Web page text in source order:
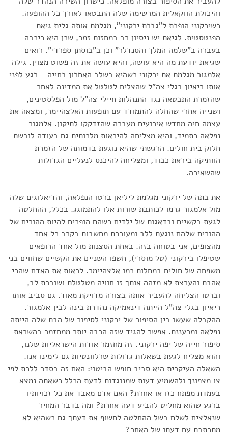
והיכולת הווקאלית המרשימה שלה התבטאו לאורך כל ההופעה.
כשירקוני הופכת ל"גברת ירקוני", מגלמת אותה גלית גיאת
הפנטסטית. לגיאת יש ניסיון רב במחזות זמר, שכן היא כיכבה
בעברה ב"שלמה המלך והסנדלר" וכן ב"בוסתן ספרדי". רואים
שגיאת יודעת מה היא עושה, והיא עושה את זה פשוט מצוין. גילה
אלמגור מגלמת את ירקוני כשהיא בשלב האחרון בחייה - רגע לפני
אותו ריאיון בגלי צה"ל שהצליח לטלטל את המדינה לאחר
שהזמרת התבטאה נגד התנהלות חיילי צה"ל מול הפלסטינים,
ושנייה אחרי שהחלה להתמודד עם תופעות האלצהיימר, ומצאה את
עצמה חיה מחדש אירועים מעברה שהזדקקו לתיקון. אלמגור
נפלאה כתמיד, והיא מצליחה להיראות מלכותית גם בעודה לובשת
חלוק בית חולים. הרגשתי שהיא נוגעת בדמותה של הזמרת
הוותיקה ביראת כבוד, ומצליחה להיכנס לנעליים הגדולות
שהשאירה.
את בתה של ירקוני מגלמת ליליאן ברטו הנפלאה, והדיאלוגים שלה
מול אלמגור גרמו לכותבת שורות אלו להתמוגג. בכלל, ההחלטה
לגעת בקשיים ובדאגות של ילדים כשהם הופכים להיות ההורים של
ההורים שלהם נוגעת ללב ומעוררת מחשבות בקרב כל אחד
מהצופים, אני בטוחה בזה. באחת הסצנות מול אחד הרופאים
שטיפלו בירקוני (טל מוסרי), חשפו השניים את הקשיים שחווים בני
משפחה של חולים במחלות כמו אלצהיימר. לראות את האדם שהכי
אהבת והערצת לא מזהה אותך זו חוויה מטלטלת ושוברת לב,
וברטו הצליחה להעביר אותה בצורה מדויקת מאוד. גם סביב אותו
ריאיון בגלי צה"ל הייתה דינאמיקה נהדרת בינה לבין אלמגור.
ההקבלה שעשו בין הסיפור של ירקוני לסיפור של הבת שלה הייתה
נפלאה ומרעננת. אפשר להגיד שזה הרבה יותר ממחזמר בהשראת
סיפור חייה של יפה ירקוני. זה מחזמר אודות הישראליות שלנו,
והוא מצליח לגעת בשאלות גדולות שרלוונטיות גם לימינו אנו.
השאלה העיקרית היא סביב חופש הביטוי: האם זה בסדר ללכת לפי
צו מצפונך ולהשמיע דעות שמנוגדות לדעת הכלל כשאתה נמצא
בעמדת מפתח כזו או אחרת? האם אדם מאבד את כל זכויותיו
ברגע שהוא מחליט להביע דעה אחרת? ומה בדבר המחיר
שנאלצים לשלם בשל ההחלטה לחשוף את דעתך גם כשהיא לא
מתכתבת עם דעתו של האחר?